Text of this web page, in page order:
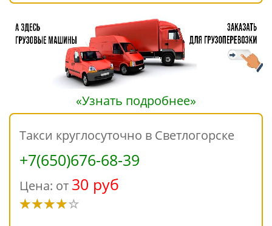
«Узнать подробнее»
Такси круглосуточно в Светлогорске
+7(650)676-68-39
Цена: от 30 руб